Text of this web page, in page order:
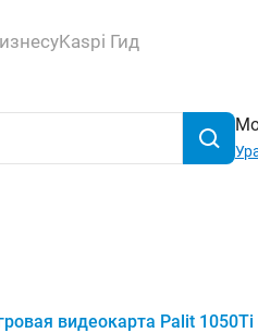
Kaspi Гид
видеокарта Palit